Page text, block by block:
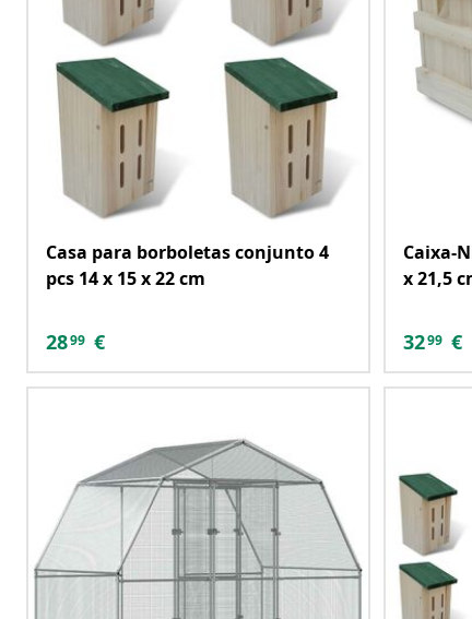
Casa para borboletas conjunto 4
pcs 14 x 15 x 22 cm
2899 €
Caixa-
x 21,5
3299 €